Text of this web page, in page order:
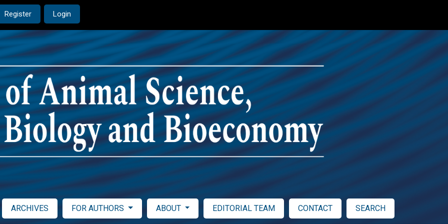
Register Login
ARCHIVES FOR AUTHORS ABOUT EDITORIAL TEAM CONTACT SEARCH